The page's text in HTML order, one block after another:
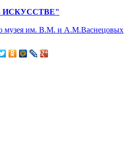
ИСКУССТВЕ"
музея им. В.М. и А.М.Васнецовых